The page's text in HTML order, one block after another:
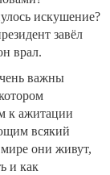
искушение?
завёл
врал.
важны
к ажитации
всякий
мире они живут,
и как